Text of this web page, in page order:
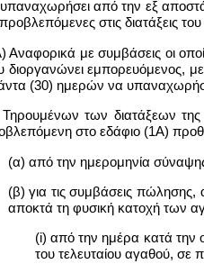
από την εξ
προβλεπόμενες στις διατάξεις
Αναφορικά με συμβάσεις οι
διοργανώνει εμπορευόμενος,
(30) ημερών να
των διατάξεων
στο εδάφιο (1Α)
(α) από την ημερομηνία
(β) για τις συμβάσεις
αποκτά τη φυσική κατοχή των
(i) από την ημέρα κατά την
του τελευταίου αγαθού,